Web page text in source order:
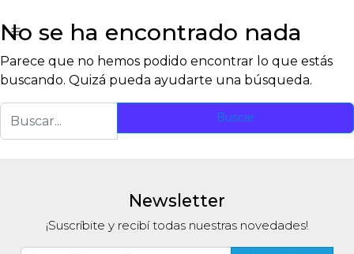
No se ha encontrado nada
Parece que no hemos podido encontrar lo que estás
buscando. Quizá pueda ayudarte una búsqueda.
Buscar:
Newsletter
¡Suscríbite y recibí todas nuestras novedades!